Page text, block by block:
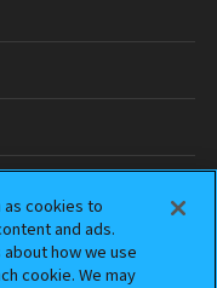
as cookies to
and ads.
how we use
cookie. We may